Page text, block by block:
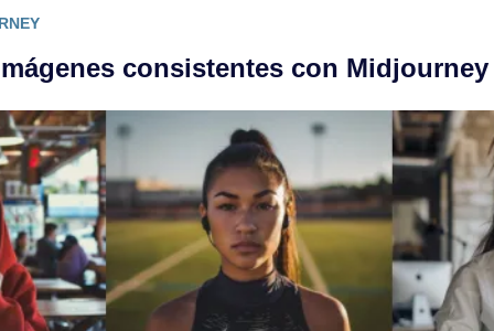
consistentes con Midjourney